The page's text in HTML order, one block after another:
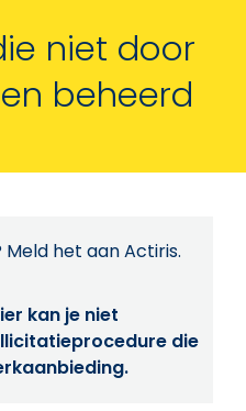
niet door
beheerd
het aan Actiris.
kan je niet
die